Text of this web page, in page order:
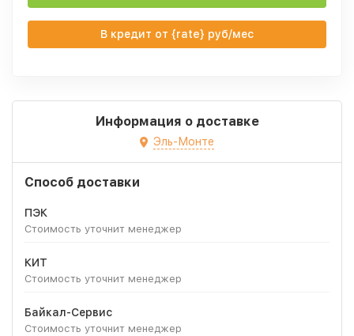
В кредит от {rate} руб/мес
Информация о доставке
Эль-Монте
Способ доставки
ПЭК
Стоимость уточнит менеджер
КИТ
Стоимость уточнит менеджер
Байкал-Сервис
Стоимость уточнит менеджер